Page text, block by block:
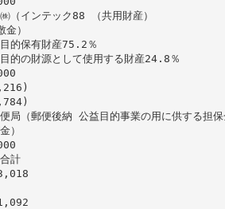
（インテック88 （共用財産）
金）
的保有財産75.2％
的の財源として使用する財産24.8％
局（郵便後納 公益目的事業の用に供する担
）
計